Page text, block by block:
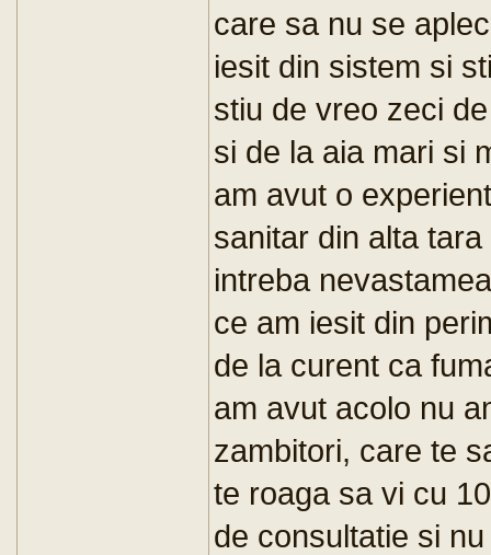
care sa nu se
iesit din sistem si
stiu de vreo zeci
si de la aia mari si
am avut o
sanitar din alta
intreba
ce am iesit din
de la curent ca
am avut acolo nu
zambitori, care te
te roaga sa vi cu
de consultatie si